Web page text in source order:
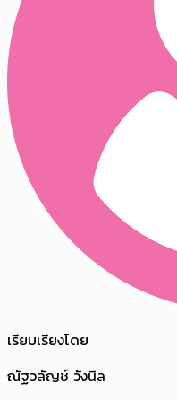
เรียบเรียงโดย
ณัฐวลัญช์ วังนิล